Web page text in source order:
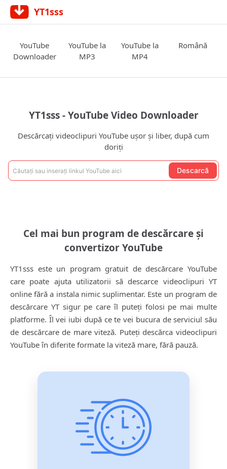
YT1sss
YouTube
Downloader
YouTube la
MP3
YouTube la
MP4
Română
YT1sss - YouTube Video Downloader
Descărcați videoclipuri YouTube ușor și liber, după cum
doriți
Descarcă
Cel mai bun program de descărcare și
convertizor YouTube
YT1sss este un program gratuit de descărcare YouTube
care poate ajuta utilizatorii să descarce videoclipuri YT
online fără a instala nimic suplimentar. Este un program de
descărcare YT sigur pe care îl puteți folosi pe mai multe
platforme. Îl vei iubi după ce te vei bucura de serviciul său
de descărcare de mare viteză. Puteți descărca videoclipuri
YouTube în diferite formate la viteză mare, fără pauză.